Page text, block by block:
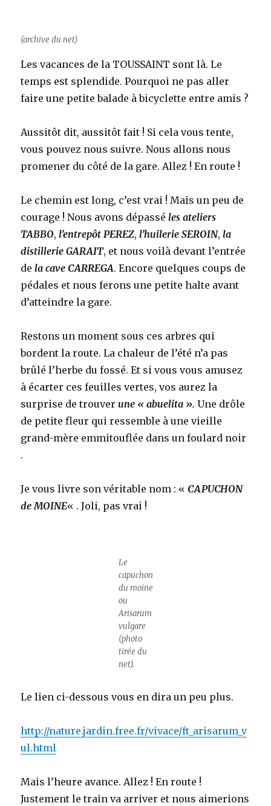
(archive du net)
Les vacances de la TOUSSAINT sont là. Le
temps est splendide. Pourquoi ne pas aller
faire une petite balade à bicyclette entre amis ?
Aussitôt dit, aussitôt fait ! Si cela vous tente,
vous pouvez nous suivre. Nous allons nous
promener du côté de la gare. Allez ! En route !
Le chemin est long, c’est vrai ! Mais un peu de
courage ! Nous avons dépassé les ateliers
TABBO,l’entrepôt PEREZ, l’huilerie SEROIN,la
distillerie GARAIT, et nous voilà devant l’entrée
de la cave CARREGA. Encore quelques coups de
pédales et nous ferons une petite halte avant
d’atteindre la gare.
Restons un moment sous ces arbres qui
bordent la route. La chaleur de l’été n’a pas
brûlé l’herbe du fossé. Et si vous vous amusez
à écarter ces feuilles vertes, vos aurez la
surprise de trouverune « abuelita ».Une drôle
de petite fleur qui ressemble à une vieille
grand-mère emmitouflée dans un foulard noir
.
Je vous livre son véritable nom : «CAPUCHON
de MOINE« . Joli, pas vrai !
Le
capuchon
du moine
ou
Arisarum
vulgare
(photo
tirée du
net).
Le lien ci-dessous vous en dira un peu plus.
http://nature.jardin.free.fr/vivace/ft_arisarum_v
ul.html
Mais l’heure avance. Allez ! En route !
Justement le train va arriver et nous aimerions